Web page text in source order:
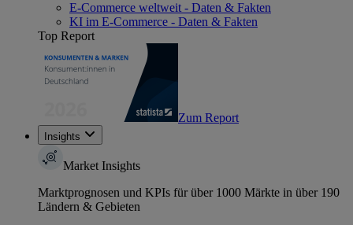
E-Commerce weltweit - Daten & Fakten
KI im E-Commerce - Daten & Fakten
Top Report
Zum Report
Insights
Market Insights
Marktprognosen und KPIs für über 1000 Märkte in über 190
Ländern & Gebieten